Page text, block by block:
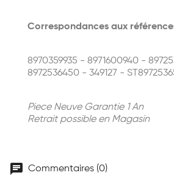
Correspondances aux
8970359935 - 8971600940 -
8972536450 - 349127 -
Piece Neuve Garantie 1 An
Retrait possible en Magasin
chat Commentaires (0)